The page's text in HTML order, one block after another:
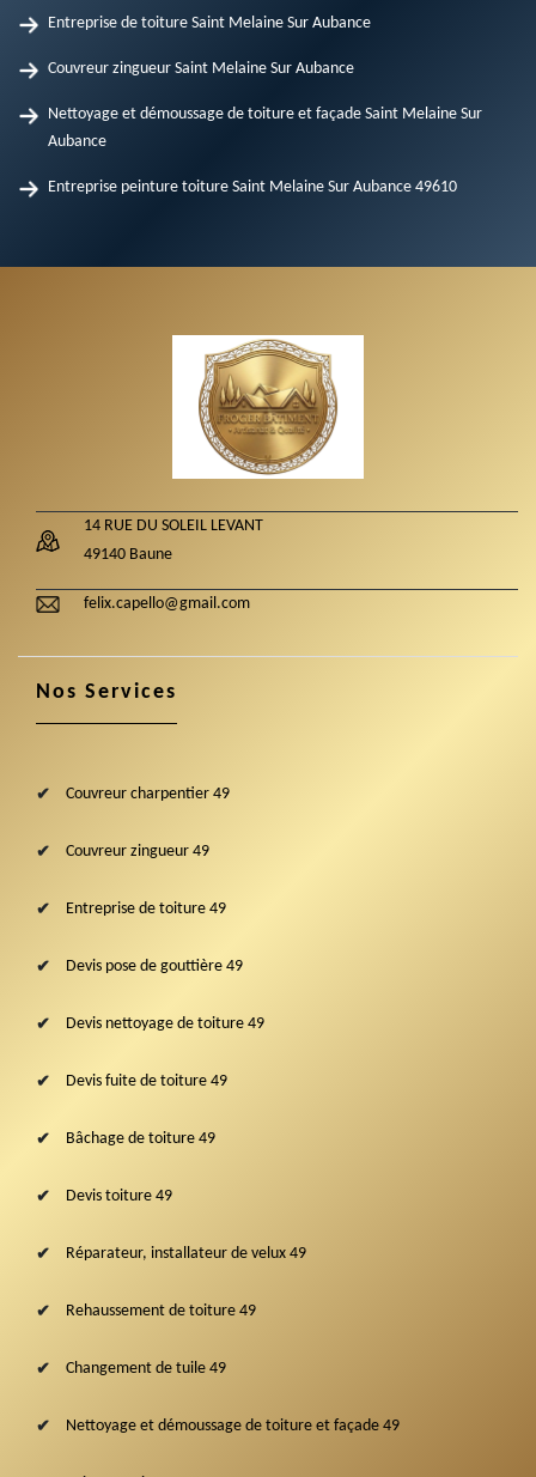
Entreprise de toiture Saint Melaine Sur Aubance
Couvreur zingueur Saint Melaine Sur Aubance
Nettoyage et démoussage de toiture et façade Saint Melaine Sur
Aubance
Entreprise peinture toiture Saint Melaine Sur Aubance 49610
14 RUE DU SOLEIL LEVANT
49140 Baune
felix.capello@gmail.com
Nos Services
Couvreur charpentier 49
Couvreur zingueur 49
Entreprise de toiture 49
Devis pose de gouttière 49
Devis nettoyage de toiture 49
Devis fuite de toiture 49
Bâchage de toiture 49
Devis toiture 49
Réparateur, installateur de velux 49
Rehaussement de toiture 49
Changement de tuile 49
Nettoyage et démoussage de toiture et façade 49